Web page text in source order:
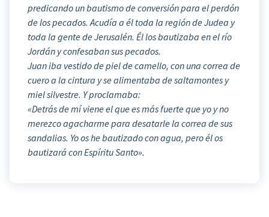
predicando un bautismo de conversión para el perdón
de los pecados. Acudía a él toda la región de Judea y
toda la gente de Jerusalén. Él los bautizaba en el río
Jordán y confesaban sus pecados.
Juan iba vestido de piel de camello, con una correa de
cuero a la cintura y se alimentaba de saltamontes y
miel silvestre. Y proclamaba:
«Detrás de mí viene el que es más fuerte que yo y no
merezco agacharme para desatarle la correa de sus
sandalias. Yo os he bautizado con agua, pero él os
bautizará con Espíritu Santo».